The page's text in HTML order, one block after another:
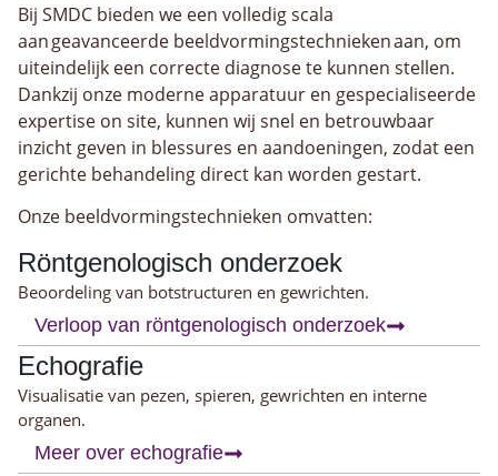
Bij SMDC bieden we een volledig scala
aan geavanceerde beeldvormingstechnieken aan, om
uiteindelijk een correcte diagnose te kunnen stellen.
Dankzij onze moderne apparatuur en gespecialiseerde
expertise on site, kunnen wij snel en betrouwbaar
inzicht geven in blessures en aandoeningen, zodat een
gerichte behandeling direct kan worden gestart.
Onze beeldvormingstechnieken omvatten:
Röntgenologisch onderzoek
Beoordeling van botstructuren en gewrichten.
Verloop van röntgenologisch onderzoek
Echografie
Visualisatie van pezen, spieren, gewrichten en interne
organen.
Meer over echografie